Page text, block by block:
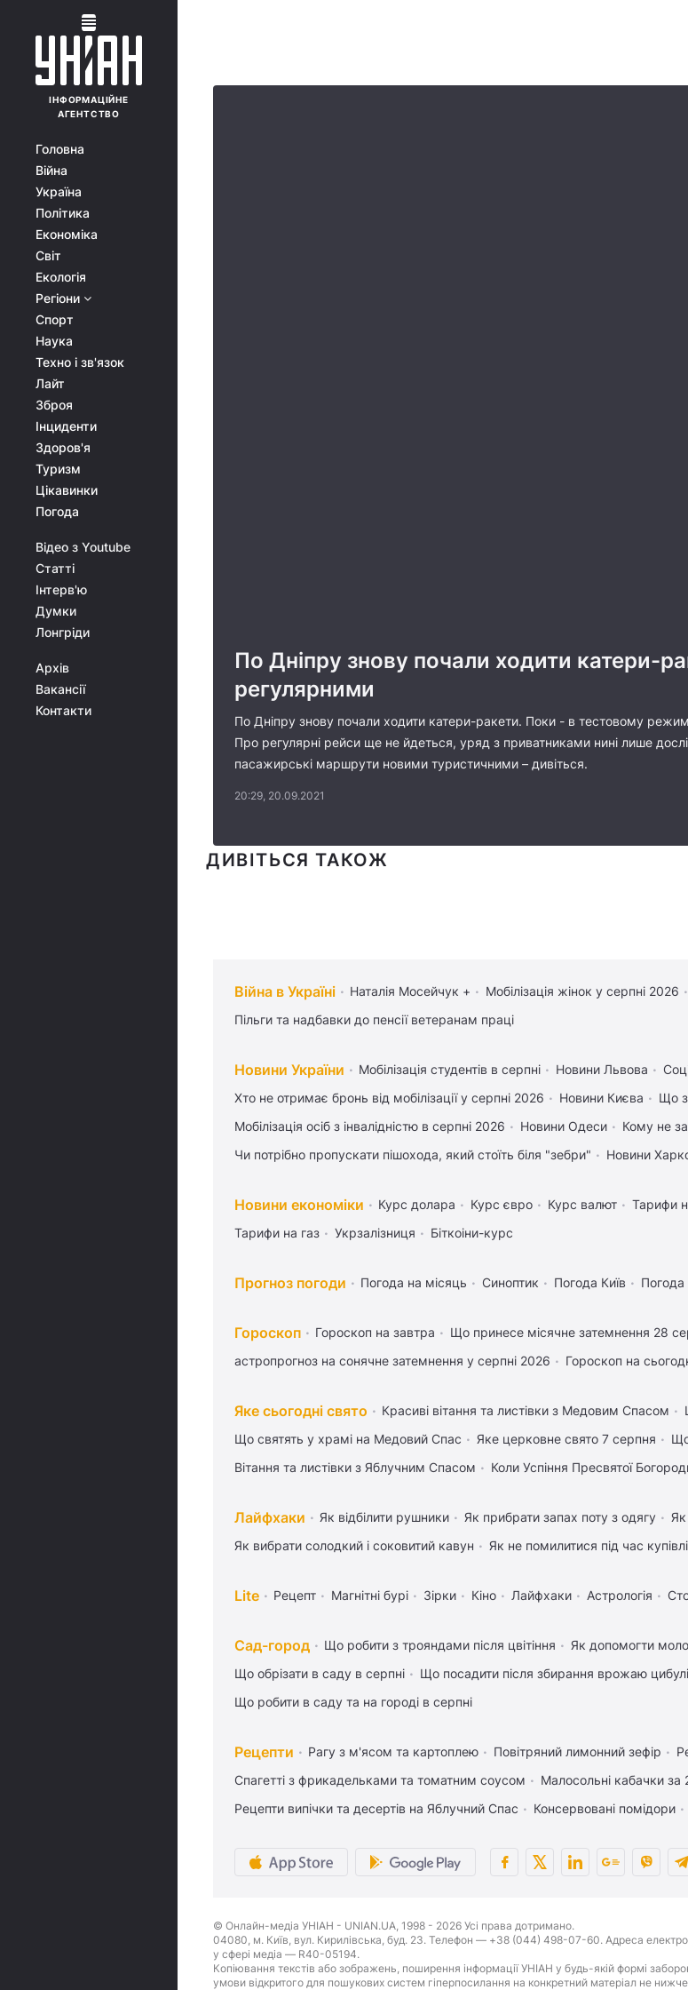
ІНФОРМАЦІЙНЕ
АГЕНТСТВО
Головна
Війна
Україна
Політика
Економіка
Світ
Екологія
Регіони
Спорт
Наука
Техно і зв'язок
Лайт
Зброя
Інциденти
Здоров'я
Туризм
Цікавинки
Погода
Відео з Youtube
Статті
Інтерв'ю
Думки
Лонгріди
Архів
Вакансії
Контакти
По Дніпру знову почали ходити катери-
регулярними
По Дніпру знову почали ходити катери-ракети. Поки - в тестовому
Про регулярні рейси ще не йдеться, уряд з приватниками нині лише
пасажирські маршрути новими туристичними – дивіться.
20:29, 20.09.2021
ДИВІТЬСЯ ТАКОЖ
Війна в Україні Наталія Мосейчук + Мобілізація жінок у серпні 2026
Пільги та надбавки до пенсії ветеранам праці
Новини України Мобілізація студентів в серпні Новини Львова
Хто не отримає бронь від мобілізації у серпні 2026
Новини Києва Що
Мобілізація осіб з інвалідністю в серпні 2026
Новини Одеси Кому не
Чи потрібно пропускати пішохода, який стоїть біля "зебри"
Новини
Новини економіки Курс долара Курс євро Курс валют Тарифи
Тарифи на газ
Укрзалізниця Біткоіни-курс
Прогноз погоди Погода на місяць Синоптик Погода Київ Погода
Гороскоп Гороскоп на завтра Що принесе місячне затемнення 28
астропрогноз на сонячне затемнення у серпні 2026
Гороскоп на
Яке сьогодні свято Красиві вітання та листівки з Медовим Спасом
Що святять у храмі на Медовий Спас
Яке церковне свято 7 серпня
Вітання та листівки з Яблучним Спасом
Коли Успіння Пресвятої
Лайфхаки Як відбілити рушники Як прибрати запах поту з одягу
Як
Як вибрати солодкий і соковитий кавун
Як не помилитися під час
Lite Рецепт Магнітні бурі Зірки Кіно Лайфхаки Астрологія
Сад-город Що робити з трояндами після цвітіння Як допомогти
Що обрізати в саду в серпні
Що посадити після збирання врожаю
Що робити в саду та на городі в серпні
Рецепти Рагу з м'ясом та картоплею Повітряний лимонний зефір
Спагетті з фрикадельками та томатним соусом
Малосольні кабачки за
Рецепти випічки та десертів на Яблучний Спас
Консервовані помідори
© Онлайн-медіа УНІАН - UNIAN.UA, 1998 - 2026 Усі права дотримано.
04080, м. Київ, вул. Кирилівська, буд. 23. Телефон — +38 (044) 498-07-60. Адреса
у сфері медіа — R40-05194.
Копіювання текстів або зображень, поширення інформації УНІАН у будь-якій формі
умови відкритого для пошукових систем гіперпосилання на конкретний матеріал не